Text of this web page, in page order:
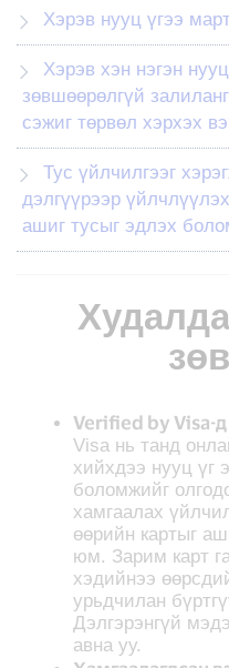
Хэрэв нууц үгээ
зөвшөөрөлгүй
сэжиг төрвөл хэрхэх
дэлгүүрээр
ашиг тусыг эдлэх
Verified by Visa-
Visa нь танд
хийхдээ нууц үг
боломжийг
хамгаалах
өөрийн картыг
юм. Зарим карт
хэдийнээ
урьдчилан
Дэлгэрэнгүй
авна уу.